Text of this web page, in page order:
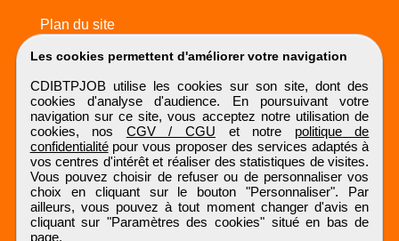
Les cookies permettent d'améliorer votre navigation
CDIBTPJOB utilise les cookies sur son site, dont des
cookies d'analyse d'audience. En poursuivant votre
navigation sur ce site, vous acceptez notre utilisation de
cookies, nos CGV / CGU et notre politique de
confidentialitépour vous proposer des services adaptés à
vos centres d'intérêt et réaliser des statistiques de visites.
Vous pouvez choisir de refuser ou de personnaliser vos
choix en cliquant sur le bouton "Personnaliser". Par
ailleurs, vous pouvez à tout moment changer d'avis en
cliquant sur "Paramètres des cookies" situé en bas de
page.
Plan du site